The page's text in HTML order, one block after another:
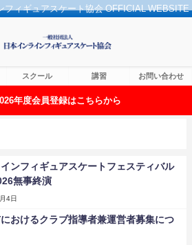
フィギュアスケート協会 OFFICIAL WEBSITE
スクール 講習 お問い合わせ
年度会員登録はこちらから
ンフィギュアスケートフェスティバル
無事終演
4日
おけるクラブ指導者兼運営者募集につ